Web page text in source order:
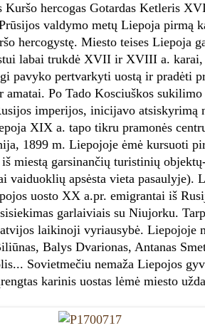
hercogas Gotardas Ketleris
valdymo metų Liepoja pirmą
hercogystę. Miesto teises Liepoja
labai trukdė XVII ir XVIII a. karai,
pavyko pertvarkyti uostą ir pradėti
amatai. Po Tado Kosciuškos
imperijos, inicijavo atsiskyrimą
XIX a. tapo tikru pramonės
1899 m. Liepojoje ėmė kursuoti
miestą garsinančių turistinių
vaiduoklių apsėsta vieta pasaulyje).
uosto XX a.pr. emigrantai iš
garlaiviais su Niujorku.
laikinoji vyriausybė. Liepojoje
Balys Dvarionas, Antanas
Sovietmečiu nemaža Liepojos
karinis uostas lėmė miesto